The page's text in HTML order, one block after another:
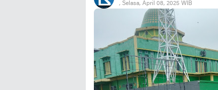
, Selasa, April 08, 2025 WIB